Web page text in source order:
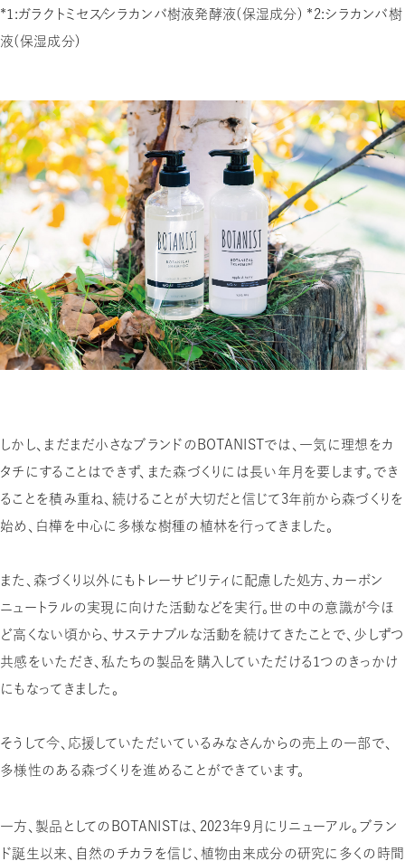
＊1：ガラクトミセス／シラカンバ樹液発酵液（保湿成分） ＊2：シラカンバ樹
液（保湿成分）
しかし、まだまだ小さなブランドのBOTANISTでは、一気に理想をカ
タチにすることはできず、また森づくりには長い年月を要します。でき
ることを積み重ね、続けることが大切だと信じて3年前から森づくりを
始め、白樺を中心に多様な樹種の植林を行ってきました。
また、森づくり以外にもトレーサビリティに配慮した処方、カーボン
ニュートラルの実現に向けた活動などを実行。世の中の意識が今ほ
ど高くない頃から、サステナブルな活動を続けてきたことで、少しずつ
共感をいただき、私たちの製品を購入していただける1つのきっかけ
にもなってきました。
そうして今、応援していただいているみなさんからの売上の一部で、
多様性のある森づくりを進めることができています。
一方、製品としてのBOTANISTは、2023年9月にリニューアル。ブラン
ド誕生以来、自然のチカラを信じ、植物由来成分の研究に多くの時間